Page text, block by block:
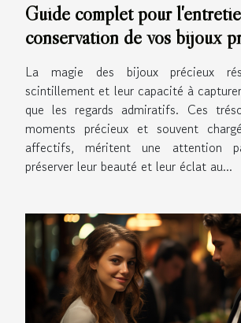
Guide complet pour
conservation de vos bijoux
pour garantir leur éclat
La magie des bijoux précieux
scintillement et leur capacité à
que les regards admiratifs. Ces
moments précieux et souvent
affectifs, méritent une attention
préserver leur beauté et leur éclat au...